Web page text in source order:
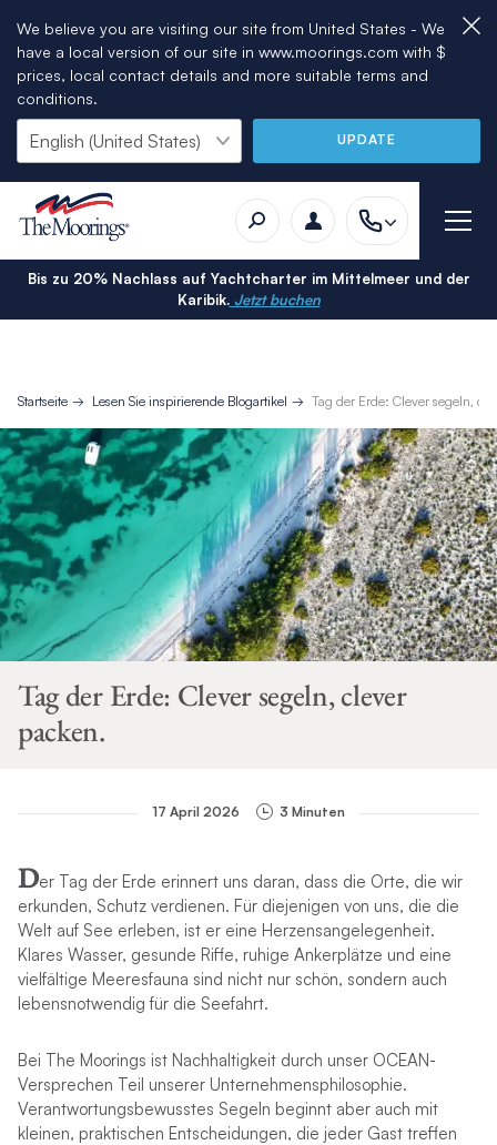
We believe you are visiting our site from United States - We
have a local version of our site in www.moorings.com with $
prices, local contact details and more suitable terms and
conditions.
UPDATE
Bis zu 20% Nachlass auf Yachtcharter im Mittelmeer und der
Karibik.Jetzt buchen
Startseite Lesen Sie inspirierende Blogartikel Tag der Erde: Clever segeln,
Tag der Erde: Clever segeln, clever
packen.
17 April 2026 3 Minuten
Der Tag der Erde erinnert uns daran, dass die Orte, die wir
erkunden, Schutz verdienen. Für diejenigen von uns, die die
Welt auf See erleben, ist er eine Herzensangelegenheit.
Klares Wasser, gesunde Riffe, ruhige Ankerplätze und eine
vielfältige Meeresfauna sind nicht nur schön, sondern auch
lebensnotwendig für die Seefahrt.
Bei The Moorings ist Nachhaltigkeit durch unser OCEAN-
Versprechen Teil unserer Unternehmensphilosophie.
Verantwortungsbewusstes Segeln beginnt aber auch mit
kleinen, praktischen Entscheidungen, die jeder Gast treffen